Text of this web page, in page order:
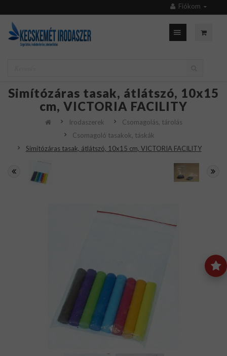
Fiókom
Simítózáras tasak, átlátszó, 10x15
cm, VICTORIA FACILITY
Irodaszerek
Csomagolás, tárolás
Csomagoló tasakok, táskák
Simítózáras tasak, átlátszó, 10x15 cm, VICTORIA FACILITY